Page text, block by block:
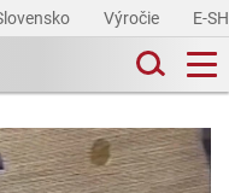
Výročie E-